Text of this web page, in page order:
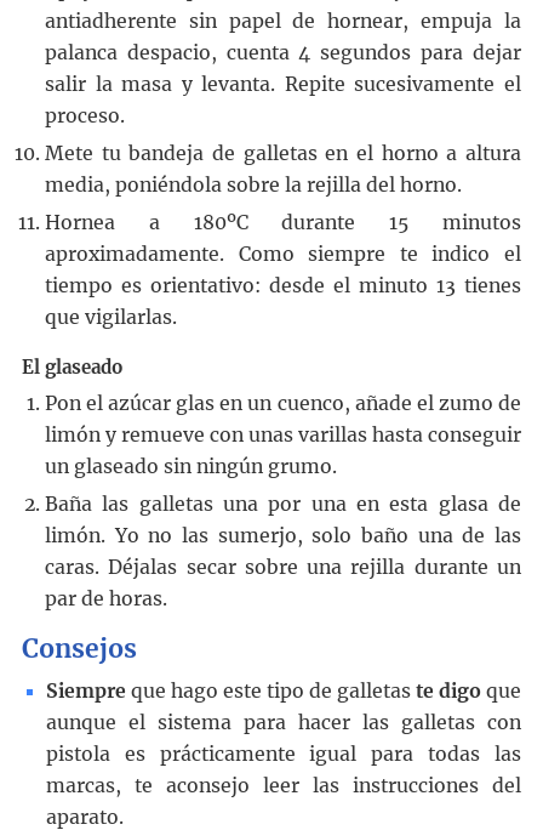
antiadherente sin papel de hornear, empuja la
palanca despacio, cuenta 4 segundos para dejar
salir la masa y levanta. Repite sucesivamente el
proceso.
Mete tu bandeja de galletas en el horno a altura
media, poniéndola sobre la rejilla del horno.
Hornea a 180ºC durante 15 minutos
aproximadamente. Como siempre te indico el
tiempo es orientativo: desde el minuto 13 tienes
que vigilarlas.
El glaseado
Pon el azúcar glas en un cuenco, añade el zumo de
limón y remueve con unas varillas hasta conseguir
un glaseado sin ningún grumo.
Baña las galletas una por una en esta glasa de
limón. Yo no las sumerjo, solo baño una de las
caras. Déjalas secar sobre una rejilla durante un
par de horas.
Consejos
Siempre que hago este tipo de galletaste digo que
aunque el sistema para hacer las galletas con
pistola es prácticamente igual para todas las
marcas, te aconsejo leer las instrucciones del
aparato.